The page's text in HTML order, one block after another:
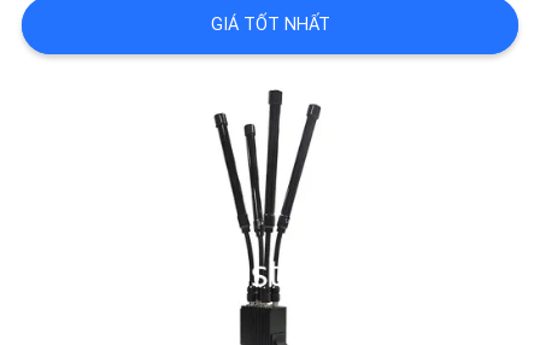
LIÊN
GIÁ TỐT NHẤT